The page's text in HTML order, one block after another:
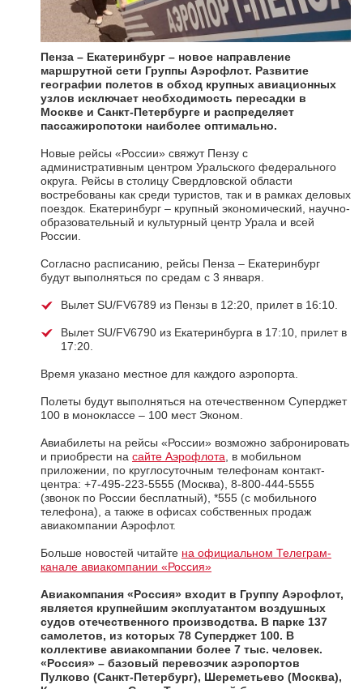
Пенза – Екатеринбург – новое направление
маршрутной сети Группы Аэрофлот. Развитие
географии полетов в обход крупных авиационных
узлов исключает необходимость пересадки в
Москве и Санкт-Петербурге и распределяет
пассажиропотоки наиболее оптимально.
Новые рейсы «России» свяжут Пензу с
административным центром Уральского федерального
округа. Рейсы в столицу Свердловской области
востребованы как среди туристов, так и в рамках деловых
поездок. Екатеринбург – крупный экономический, научно-
образовательный и культурный центр Урала и всей
России.
Согласно расписанию, рейсы Пенза – Екатеринбург
будут выполняться по средам с 3 января.
Вылет SU/FV6789 из Пензы в 12:20, прилет в 16:10.
Вылет SU/FV6790 из Екатеринбурга в 17:10, прилет в
17:20.
Время указано местное для каждого аэропорта.
Полеты будут выполняться на отечественном Суперджет
100 в моноклассе – 100 мест Эконом.
Авиабилеты на рейсы «России» возможно забронировать
и приобрести на сайте Аэрофлота , в мобильном
приложении, по круглосуточным телефонам контакт-
центра: +7-495-223-5555 (Москва), 8-800-444-5555
(звонок по России бесплатный), *555 (с мобильного
телефона), а также в офисах собственных продаж
авиакомпании Аэрофлот.
Больше новостей читайте на официальном Телеграм-
канале авиакомпании «Россия»
Авиакомпания «Россия» входит в Группу Аэрофлот,
является крупнейшим эксплуатантом воздушных
судов отечественного производства. В парке 137
самолетов, из которых 78 Суперджет 100. В
коллективе авиакомпании более 7 тыс. человек.
«Россия» – базовый перевозчик аэропортов
Пулково (Санкт-Петербург), Шереметьево (Москва),